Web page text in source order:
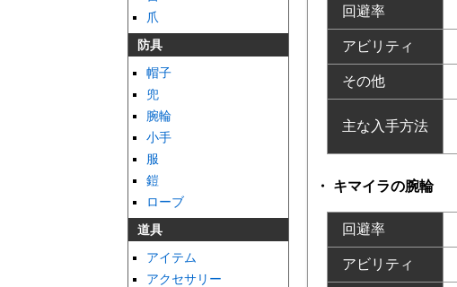
爪
防具
帽子
兜
腕輪
小手
服
鎧
ローブ
道具
アイテム
アクセサリー
回避率
アビリティ
その他
主な入手方法
キマイラの腕輪
回避率
アビリティ